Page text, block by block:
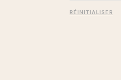
RÉINITIALISER